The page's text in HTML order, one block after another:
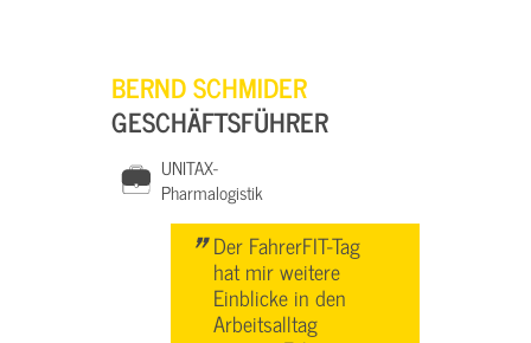
BERND SCHMIDER
GESCHÄFTSFÜHRER
UNITAX-
Pharmalogistik
" Der FahrerFIT-Tag
hat mir weitere
Einblicke in den
Arbeitsalltag